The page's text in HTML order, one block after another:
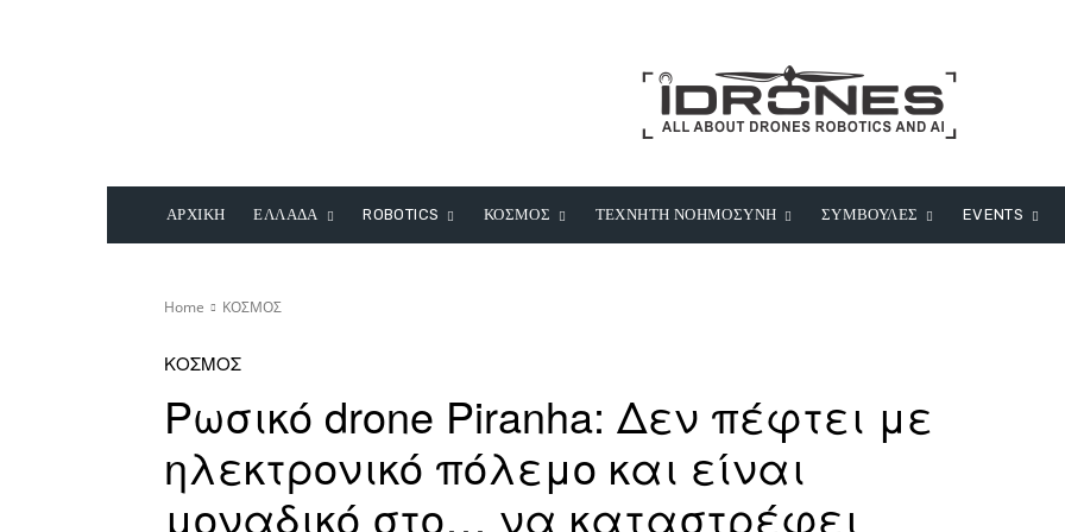
ΑΡΧΙΚΗ ΕΛΛΑΔΑ ROBOTICS ΚΟΣΜΟΣ ΤΕΧΝΗΤΗ ΝΟΗΜΟΣΥΝΗ ΣΥΜΒΟΥΛΕΣ EVENTS
Home ΚΟΣΜΟΣ
ΚΟΣΜΟΣ
Ρωσικό drone Piranha: Δεν πέφτει με
ηλεκτρονικό πόλεμο και είναι
μοναδικό στο… να καταστρέφει